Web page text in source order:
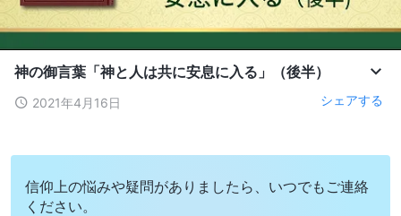
神の御言葉「神と人は共に安息に入る」（後半）
2021年4月16日 シェアする
信仰上の悩みや疑問がありましたら、いつでもご連絡
ください。